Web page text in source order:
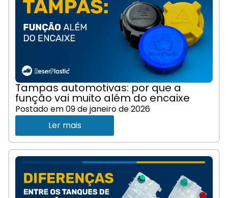
Tampas automotivas: por que a
função vai muito além do encaixe
Postado em09 de janeiro de 2026
Ler mais